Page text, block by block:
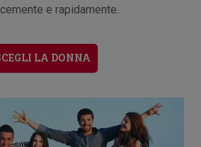
e rapidamente.
LA DONNA